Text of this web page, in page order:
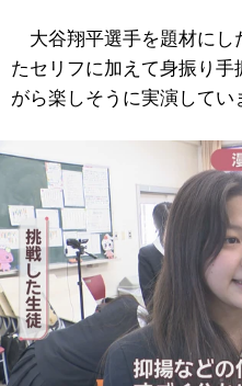
大谷翔平選手を題材にし
たセリフに加えて身振り
がら楽しそうに実演してい